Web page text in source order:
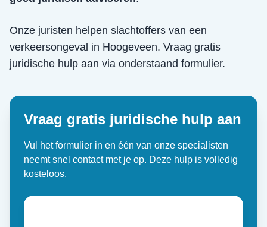
Onze juristen helpen slachtoffers van een
verkeersongeval in Hoogeveen. Vraag gratis
juridische hulp aan via onderstaand formulier.
Vraag gratis juridische hulp aan
Vul het formulier in en één van onze specialisten
neemt snel contact met je op. Deze hulp is volledig
kosteloos.